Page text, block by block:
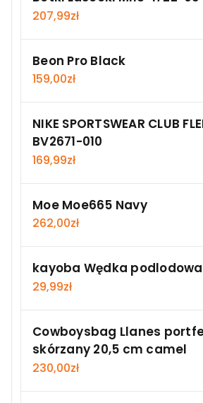
207,99zł
Beon Pro Black
159,00zł
NIKE SPORTSWEAR CLUB
BV2671-010
169,99zł
Moe Moe665 Navy
262,00zł
kayoba Wędka podlodowa
29,99zł
Cowboysbag Llanes
skórzany 20,5 cm camel
230,00zł